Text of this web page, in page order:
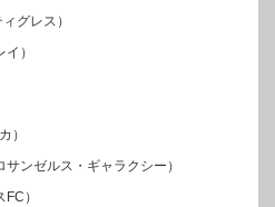
グレス）
）
）
ンゼルス・ギャラクシー）
）